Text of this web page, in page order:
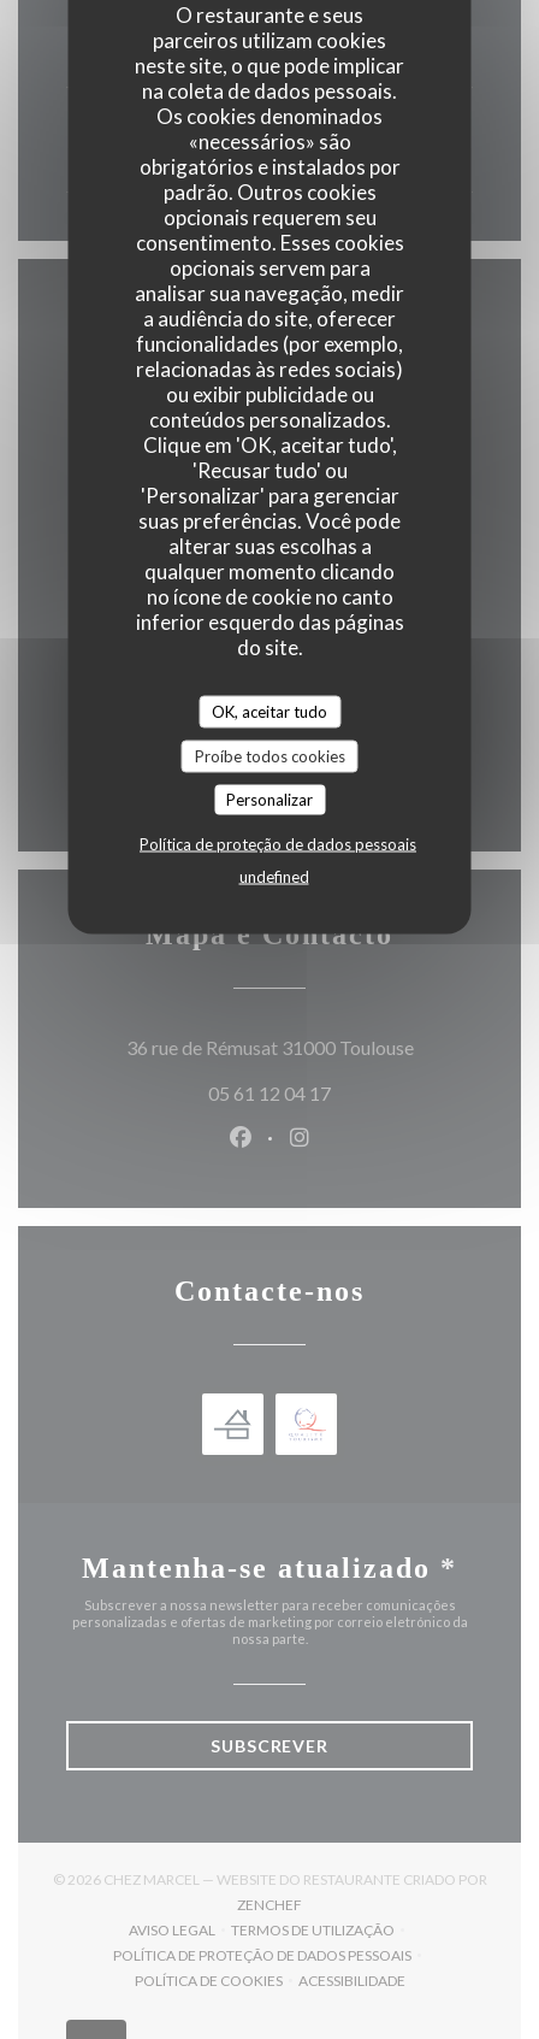
O restaurante e seus
parceiros utilizam cookies
neste site, o que pode implicar
na coleta de dados pessoais.
Os cookies denominados
«necessários» são
obrigatórios e instalados por
padrão. Outros cookies
opcionais requerem seu
consentimento. Esses cookies
opcionais servem para
analisar sua navegação, medir
a audiência do site, oferecer
funcionalidades (por exemplo,
relacionadas às redes sociais)
ou exibir publicidade ou
conteúdos personalizados.
Clique em 'OK, aceitar tudo',
'Recusar tudo' ou
'Personalizar' para gerenciar
suas preferências. Você pode
alterar suas escolhas a
qualquer momento clicando
no ícone de cookie no canto
inferior esquerdo das páginas
do site.
OK, aceitar tudo
Proíbe todos cookies
Personalizar
Política de proteção de dados pessoais
undefined
Ter-Sab
08:00 - 20:00
Domingo
Fechado
Acesso
Metro
capitole 500m
Estação de bicicletas
100m
Autocarro
Jeanne d'arc 500m
Estacionamento
place du capitole 200m
Mapa e Contacto
36 rue de Rémusat 31000 Toulouse((abre numa
05 61 12 04 17
Facebook ((abre numa nova
Instagram ((abre numa
Contacte-nos
Mantenha-se atualizado *
Subscrever a nossa newsletter para receber comunicações
personalizadas e ofertas de marketing por correio eletrónico da
nossa parte.
SUBSCREVER
© 2026 CHEZ MARCEL — WEBSITE DO RESTAURANTE CRIADO POR
ZENCHEF
AVISO LEGAL
((ABRE NUMA NOVA JANELA))
TERMOS DE UTILIZAÇÃO
((ABRE NUMA NOVA JANELA))
POLÍTICA DE PROTEÇÃO DE DADOS PESSOAIS
((ABRE NUMA NOVA JANELA))
POLÍTICA DE COOKIES
((ABRE NUMA NOVA JANELA))
ACESSIBILIDADE
((ABRE NUMA NOVA